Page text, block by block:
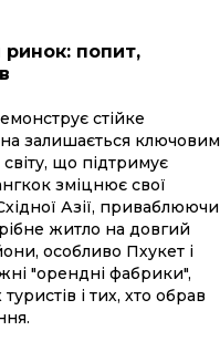
ринок: попит,
стійке
залишається ключовим
що підтримує
зміцнює свої
Азії, приваблюючи
житло на довгий
особливо Пхукет і
"орендні фабрики",
і тих, хто обрав